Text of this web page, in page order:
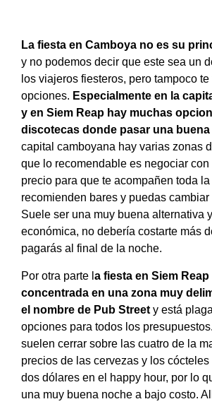
La fiesta en Camboya no es su
y no podemos decir que este sea un
los viajeros fiesteros, pero tampoco
opciones. Especialmente en la
y en Siem Reap hay muchas
discotecas donde pasar una
capital camboyana hay varias zonas
que lo recomendable es negociar con
precio para que te acompañen toda
recomienden bares y puedas cambiar
Suele ser una muy buena alternativa
económica, no debería costarte más
pagarás al final de la noche.
Por otra parte l a fiesta en Siem
concentrada en una zona muy
el nombre de Pub Street y está
opciones para todos los
suelen cerrar sobre las cuatro de la
precios de las cervezas y los
dos dólares en el happy hour, por lo
una muy buena noche a bajo costo.